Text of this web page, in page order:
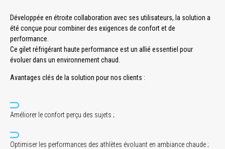
Développée en étroite collaboration avec ses utilisateurs, la solution a
été conçue pour combiner des exigences de confort et de
performance.
Ce gilet réfrigérant haute performance est un allié essentiel pour
évoluer dans un environnement chaud.
Avantages clés de la solution pour nos clients :
Améliorer le confort perçu des sujets ;
Optimiser les performances des athlètes évoluant en ambiance chaude ;